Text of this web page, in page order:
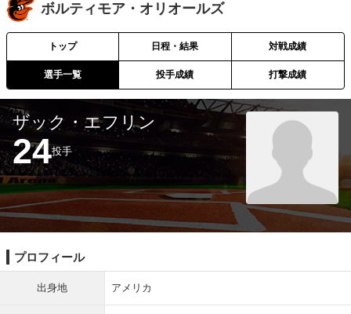
ボルティモア・オリオールズ
トップ 日程・結果 対戦成績
選手一覧 投手成績 打撃成績
ザック・エフリン
24投手
プロフィール
出身地 アメリカ